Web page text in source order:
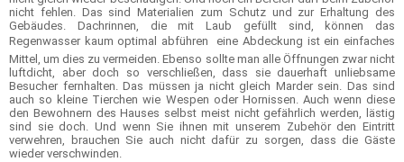
nicht fehlen. Das sind Materialien zum Schutz und zur Erhaltung des
Gebäudes. Dachrinnen, die mit Laub gefüllt sind, können das
Regenwasser kaum optimal abführen  eine Abdeckung ist ein einfaches
Mittel, um dies zu vermeiden. Ebenso sollte man alle Öffnungen zwar nicht
luftdicht, aber doch so verschließen, dass sie dauerhaft unliebsame
Besucher fernhalten. Das müssen ja nicht gleich Marder sein. Das sind
auch so kleine Tierchen wie Wespen oder Hornissen. Auch wenn diese
den Bewohnern des Hauses selbst meist nicht gefährlich werden, lästig
sind sie doch. Und wenn Sie ihnen mit unserem Zubehör den Eintritt
verwehren, brauchen Sie auch nicht dafür zu sorgen, dass die Gäste
wieder verschwinden.